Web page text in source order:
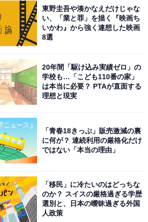
東野圭吾や湊かなえだけじゃな
い、「業と罪」を描く『映画ち
いかわ』から強く連想した映画
8選
20年間「駆け込み実績ゼロ」の
学校も…「こども110番の家」
は本当に必要？ PTAが直面する
理想と現実
「青春18きっぷ」販売激減の裏
に何が？ 連続利用の厳格化だけ
ではない「本当の理由」
「移民」に冷たいのはどっちな
のか？ スイスの厳格過ぎる学歴
選別と、日本の曖昧過ぎる外国
人政策